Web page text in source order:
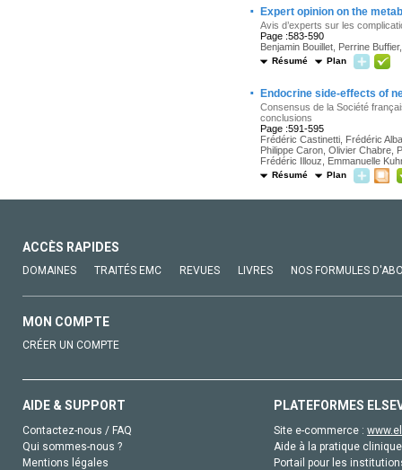
· Expert opinion on the
Avis d’experts sur les
Page :583-590
Benjamin Bouillet, Perrine
Résumé Plan
· Endocrine side-effects of
Consensus de la Société
conclusions
Page :591-595
Frédéric Castinetti, Frédéric
Philippe Caron, Olivier Chabre,
Frédéric Illouz, Emmanuelle
Résumé Plan
ACCÈS RAPIDES
DOMAINES TRAITÉS EMC REVUES LIVRES NOS FORMULES
MON COMPTE
CRÉER UN COMPTE
AIDE & SUPPORT
Contactez-nous / FAQ
Qui sommes-nous ?
Mentions légales
PLATEFORMES
Site e-commerce :
Aide à la pratique
Portail pour les